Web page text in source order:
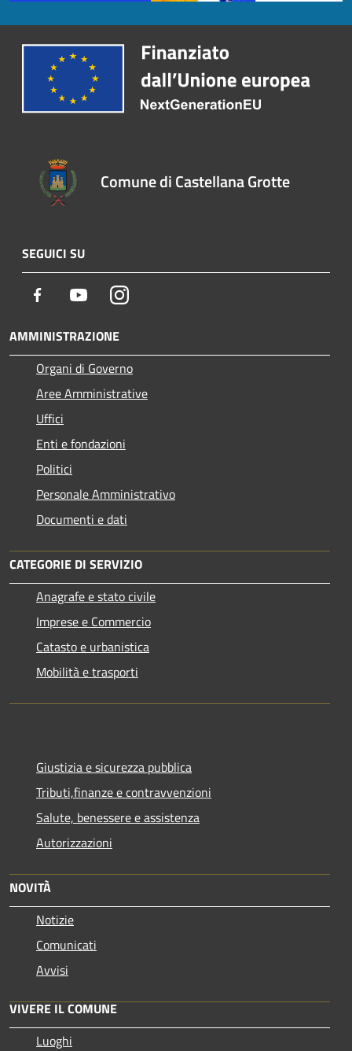
Comune di Castellana Grotte
SEGUICI SU
Facebook YoutubeInstagram
AMMINISTRAZIONE
Organi di Governo
Aree Amministrative
Uffici
Enti e fondazioni
Politici
Personale Amministrativo
Documenti e dati
CATEGORIE DI SERVIZIO
Anagrafe e stato civile
Imprese e Commercio
Catasto e urbanistica
Mobilità e trasporti
Giustizia e sicurezza pubblica
Tributi,finanze e contravvenzioni
Salute, benessere e assistenza
Autorizzazioni
NOVITÀ
Notizie
Comunicati
Avvisi
VIVERE IL COMUNE
Luoghi